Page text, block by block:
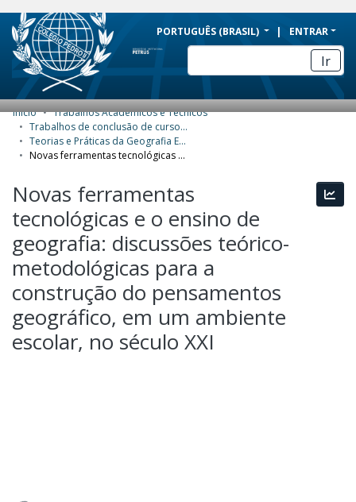
BRAZIL
Simplifique!
Comunica BR
Participe
Acesso à informação
Legislação
PORTUGUÊS (BRASIL) ENTRAR
Ir
COMUNIDADES E COLEÇÕES
NAVEGAR
ESTATÍSTICAS
SOBRE
Início
Trabalhos Acadêmicos e Técnicos
Trabalhos de conclusão de curso de Especialização
Teorias e Práticas da Geografia Escolar
Novas ferramentas tecnológicas e o ensino de geografia: discussões teórico-metodológicas para a construção do pensamentos geográfico, em um ambiente escolar, no século XXI
Novas ferramentas
tecnológicas e o ensino de
geografia: discussões teórico-
metodológicas para a
construção do pensamentos
geográfico, em um ambiente
escolar, no século XXI